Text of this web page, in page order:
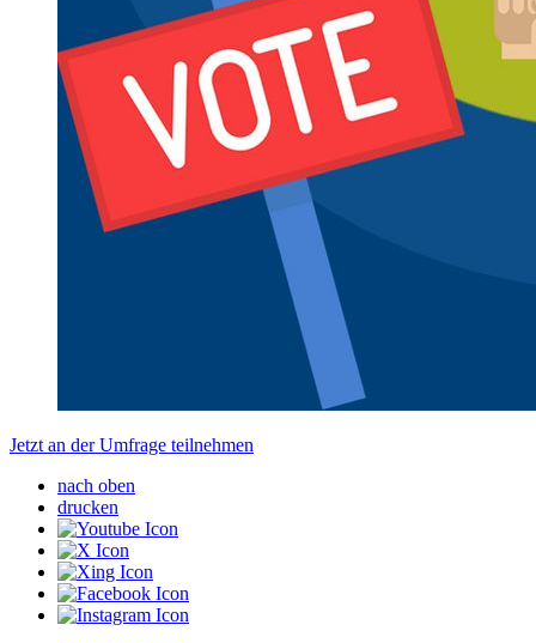
Jetzt an der Umfrage teilnehmen
nach oben
drucken